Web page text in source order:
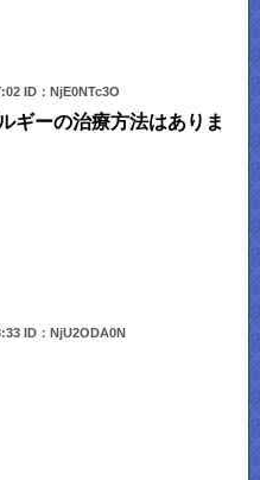
ID：NjE0NTc3O
ギーの治療方法はありま
ID：NjU2ODA0N